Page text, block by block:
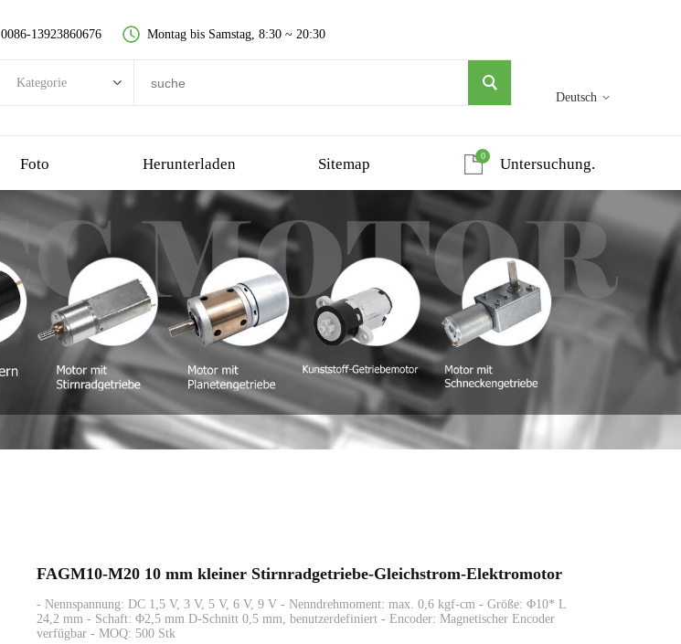
Deutsch
0086-13923860676 Montag bis Samstag, 8:30 ~ 20:30
Kategorie
Stirnradgetriebemotor
kernloser bürstenloser Motor
Planetengetriebemotor
Kunststoff-Getriebemotor
Schneckengetriebemotor
Foto Herunterladen Sitemap Untersuchung.
0
FAGM10-M20 10 mm kleiner Stirnradgetriebe-Gleichstrom-Elektromotor
- Nennspannung: DC 1,5 V, 3 V, 5 V, 6 V, 9 V - Nenndrehmoment: max. 0,6 kgf-cm - Größe: Φ10* L
24,2 mm - Schaft: Φ2,5 mm D-Schnitt 0,5 mm, benutzerdefiniert - Encoder: Magnetischer Encoder
verfügbar - MOQ: 500 Stk